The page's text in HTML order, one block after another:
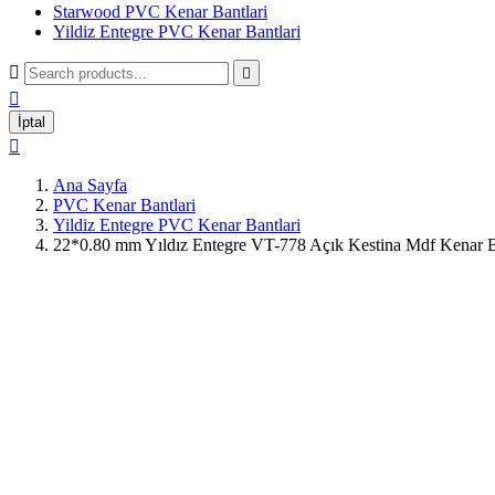
Starwood PVC Kenar Bantlari
Yildiz Entegre PVC Kenar Bantlari
 

İptal

Ana Sayfa
PVC Kenar Bantlari
Yildiz Entegre PVC Kenar Bantlari
22*0.80 mm Yıldız Entegre VT-778 Açık Kestina Mdf Kenar